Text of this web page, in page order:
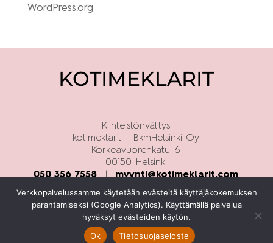
WordPress.org
KOTIMEKLARIT
Kiinteistönvälitys
kotimeklarit - BkmHelsinki Oy
Korkeavuorenkatu 6
00150 Helsinki
050 356 7558
myynti@kotimeklarit.com
Tietosuojaseloste
Verkkopalvelussamme käytetään evästeitä käyttäjäkokemuksen
parantamiseksi (Google Analytics). Käyttämällä palvelua
hyväksyt evästeiden käytön.
Ok
Tietosuojaseloste